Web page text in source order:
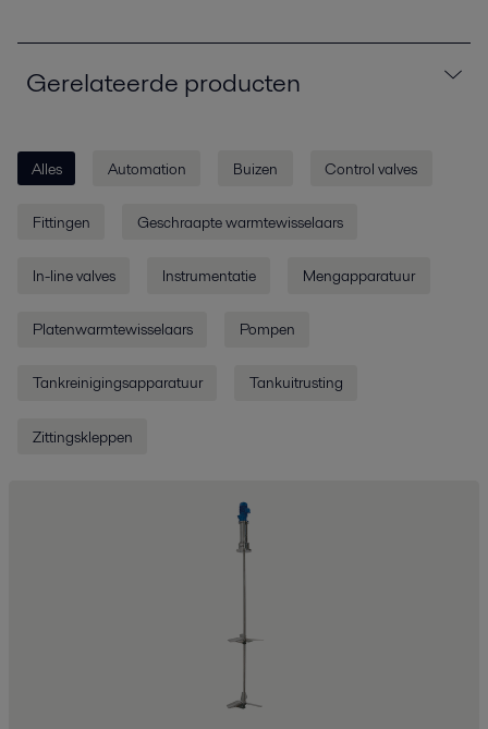
Gerelateerde producten
Alles Automation Buizen Control valves
Fittingen Geschraapte warmtewisselaars
In-line valves Instrumentatie Mengapparatuur
Platenwarmtewisselaars Pompen
Tankreinigingsapparatuur Tankuitrusting
Zittingskleppen